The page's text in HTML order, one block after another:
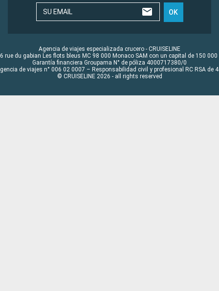
SU EMAIL OK
Agencia de viajes especializada crucero - CRUISELINE
rue du gabian Les flots bleus MC 98 000 Monaco SAM con un capital de 150 000
Garantía financiera Groupama N° de póliza 4000717380/0
de viajes n° 006 02 0007 – Responsabilidad civil y profesional RC RSA de
© CRUISELINE 2026 - all rights reserved